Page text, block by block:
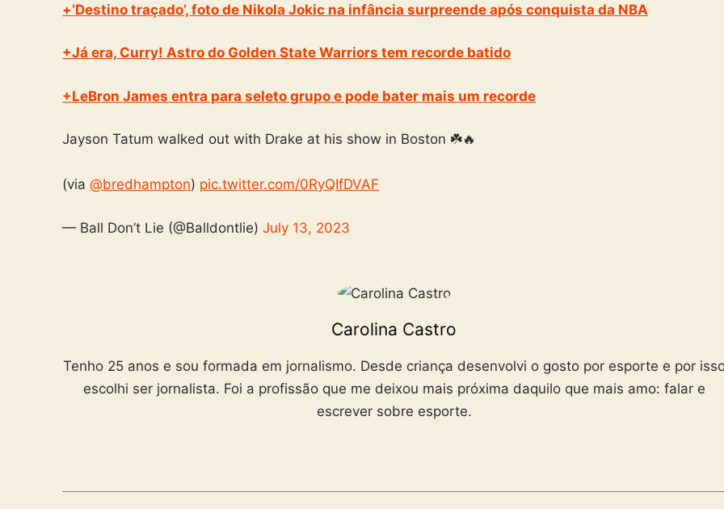
+‘Destino traçado’, foto de Nikola Jokic na infância surpreende após conquista da NBA
+Já era, Curry! Astro do Golden State Warriors tem recorde batido
+LeBron James entra para seleto grupo e pode bater mais um recorde
Jayson Tatum walked out with Drake at his show in Boston ☘️🔥
(via @bredhampton) pic.twitter.com/0RyQIfDVAF
— Ball Don’t Lie (@Balldontlie) July 13, 2023
Carolina Castro
Tenho 25 anos e sou formada em jornalismo. Desde criança desenvolvi o gosto por esporte e por
escolhi ser jornalista. Foi a profissão que me deixou mais próxima daquilo que mais amo: falar e
escrever sobre esporte.